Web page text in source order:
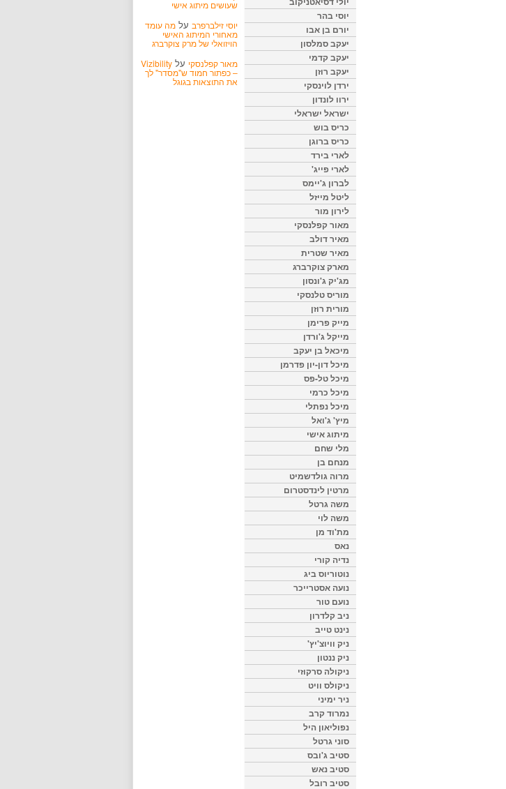
שעושים מיתוג אישי
יוסי זילברפרב על מה עומד
מאחורי המיתוג האישי
הויזואלי של מרק צוקרברג
מאור קפלנסקי על Vizibility
– כפתור חמוד ש"מסדר" לך
את התוצאות בגוגל
יוסי בהר
יורם בן אבו
יעקב סמלסון
יעקב קדמי
יעקב רוזן
ירדן לוינסקי
ירוו לונדון
ישראל ישראלי
כריס בוש
כריס ברוגן
לארי בירד
לארי פייג'
לברון ג'יימס
ליטל מייזל
לירון מור
מאור קפלנסקי
מאיר דולב
מאיר שטרית
מארק צוקרברג
מג'יק ג'ונסון
מוריס טלנסקי
מורית רוזן
מייק פרימן
מייקל ג'ורדן
מיכאל בן יעקב
מיכל דון-יון פדרמן
מיכל טל-פס
מיכל כרמי
מיכל נפתלי
מיץ' ג'ואל
מיתוג אישי
מלי שחם
מנחם בן
מרוה גולדשמיט
מרטין לינדסטרום
משה גרטל
משה לוי
מת'וד מן
נאס
נדיה קורי
נוטוריוס ביג
נועה אסטרייכר
נועם טור
ניב קלדרון
נינט טייב
ניק וויוצ'יץ'
ניק ננטון
ניקולה סרקוזי
ניקולס וויט
ניר ימיני
נמרוד קרב
נפוליאון היל
סוני גרטל
סטיב ג'ובס
סטיב נאש
סטיב רובל